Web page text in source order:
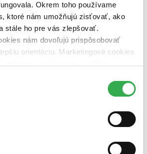
Okrem toho používame
ktoré nám umožňujú zisťovať, ako
stále ho pre vás zlepšovať.
nám dovoľujú prispôsobovať
orientáciu. Marketingové cookies
sme mohli používať všetky tieto
nová
čítaná
stav (0 titulov)čítaná - výborný stav
opotrebovaná (0 titulov)
čítaná - mierne
vypredaných kníh (0 titulov)čítané verzie